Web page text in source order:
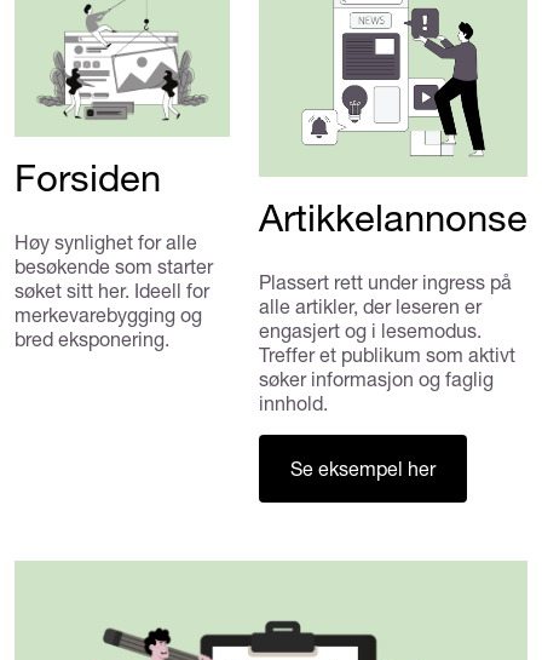
Forsiden
Høy synlighet for alle
besøkende som starter
søket sitt her. Ideell for
merkevarebygging og
bred eksponering.
Artikkelannonse
Plassert rett under ingress på
alle artikler, der leseren er
engasjert og i lesemodus.
Treffer et publikum som aktivt
søker informasjon og faglig
innhold.
Se eksempel her